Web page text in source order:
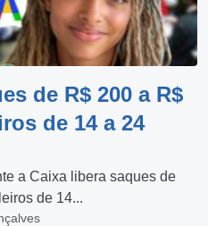
de R$ 200 a R$
de 14 a 24
a Caixa libera saques de
de 14...